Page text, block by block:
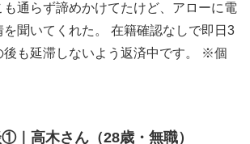
通らず諦めかけてたけど、アローに電
聞いてくれた。 在籍確認なしで即日3
後も延滞しないよう返済中です。 ※個
｜高木さん（28歳・無職）